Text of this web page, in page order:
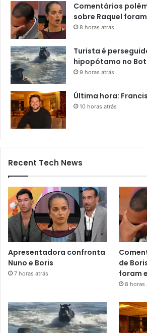
Comentários
sobre Raquel
8 horas atrás
Turista é
hipopótamo no
9 horas atrás
Última hora:
10 horas atrás
Recent Tech News
Apresentadora confronta
Nuno e Boris
7 horas atrás
de
foram
8 horas